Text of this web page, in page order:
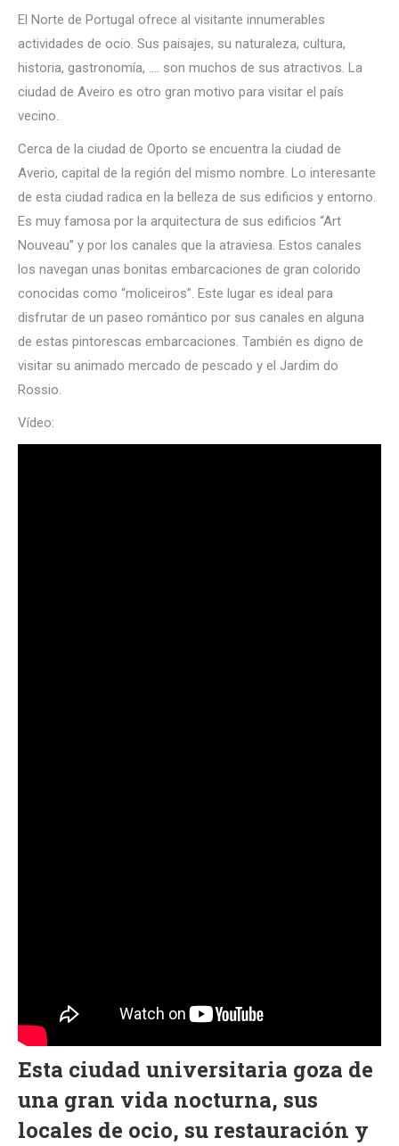
El Norte de Portugal ofrece al visitante innumerables
actividades de ocio. Sus paisajes, su naturaleza, cultura,
historia, gastronomía, …. son muchos de sus atractivos. La
ciudad de Aveiro es otro gran motivo para visitar el país
vecino.
Cerca de la ciudad de Oporto se encuentra la ciudad de
Averio, capital de la región del mismo nombre. Lo interesante
de esta ciudad radica en la belleza de sus edificios y entorno.
Es muy famosa por la arquitectura de sus edificios “Art
Nouveau” y por los canales que la atraviesa. Estos canales
los navegan unas bonitas embarcaciones de gran colorido
conocidas como “moliceiros”. Este lugar es ideal para
disfrutar de un paseo romántico por sus canales en alguna
de estas pintorescas embarcaciones. También es digno de
visitar su animado mercado de pescado y el Jardim do
Rossio.
Vídeo:
Esta ciudad universitaria goza de
una gran vida nocturna, sus
locales de ocio, su restauración y